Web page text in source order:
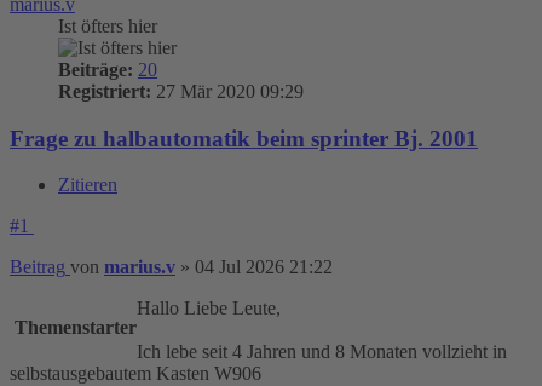
marius.v
Ist öfters hier
Beiträge: 20
Registriert: 27 Mär 2020 09:29
Frage zu halbautomatik beim sprinter Bj. 2001
Zitieren
#1
Beitrag von marius.v » 04 Jul 2026 21:22
Themenstarter
Hallo Liebe Leute,
Ich lebe seit 4 Jahren und 8 Monaten vollzieht in
selbstausgebautem Kasten W906